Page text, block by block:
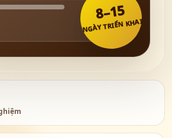
8–15
NGÀY TRIỂN KHAI